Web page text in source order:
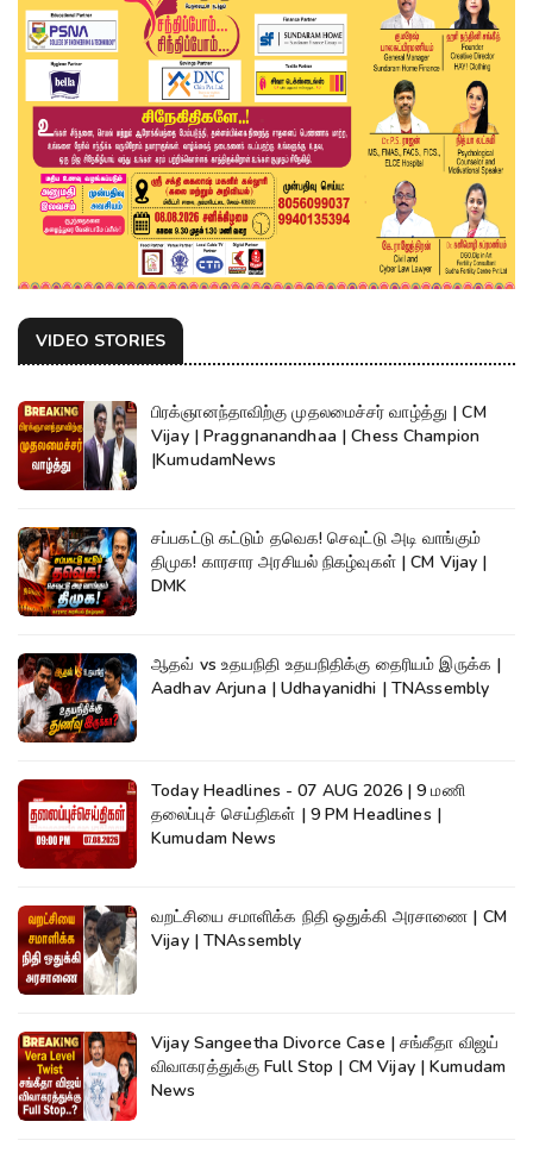
VIDEO STORIES
பிரக்ஞானந்தாவிற்கு முதலமைச்சர் வாழ்த்து | CM
Vijay | Praggnanandhaa | Chess Champion
|KumudamNews
சப்பகட்டு கட்டும் தவெக! செவுட்டு அடி வாங்கும்
திமுக! காரசார அரசியல் நிகழ்வுகள் | CM Vijay |
DMK
ஆதவ் vs உதயநிதி உதயநிதிக்கு தைரியம் இருக்க |
Aadhav Arjuna | Udhayanidhi | TNAssembly
Today Headlines - 07 AUG 2026 | 9 மணி
தலைப்புச் செய்திகள் | 9 PM Headlines |
Kumudam News
வறட்சியை சமாளிக்க நிதி ஒதுக்கி அரசாணை | CM
Vijay | TNAssembly
Vijay Sangeetha Divorce Case | சங்கீதா விஜய்
விவாகரத்துக்கு Full Stop | CM Vijay | Kumudam
News